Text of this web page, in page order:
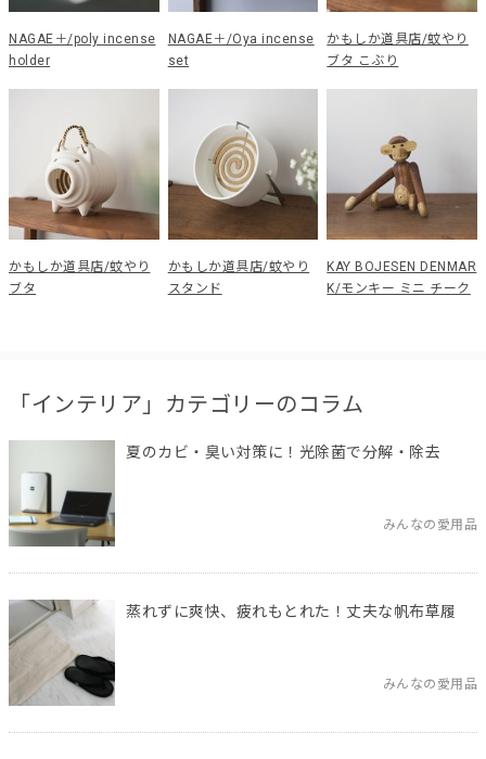
NAGAE＋/poly incense
holder
NAGAE＋/Oya incense
set
かもしか道具店/蚊やり
ブタ こぶり
かもしか道具店/蚊やり
ブタ
かもしか道具店/蚊やり
スタンド
KAY BOJESEN DENMAR
K/モンキー ミニ チーク
「インテリア」カテゴリーのコラム
夏のカビ・臭い対策に！光除菌で分解・除去
みんなの愛用品
蒸れずに爽快、疲れもとれた！丈夫な帆布草履
みんなの愛用品